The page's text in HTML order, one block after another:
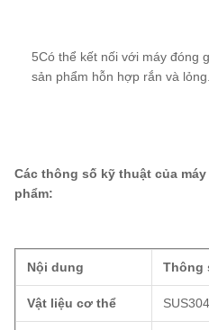
5Có thể kết nối với máy đóng
sản phẩm hỗn hợp rắn và lỏng.
Các thông số kỹ thuật của
phẩm:
Nội dung Thông
Vật liệu cơ thể SUS304